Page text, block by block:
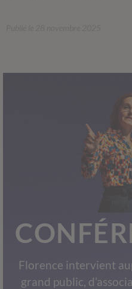
Florence intervient
grand public,